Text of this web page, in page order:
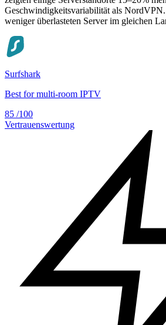
Geschwindigkeitsvariabilität als
weniger überlasteten Server im gleichen
Surfshark
Best for multi-room IPTV
85 /100
Vertrauenswertung